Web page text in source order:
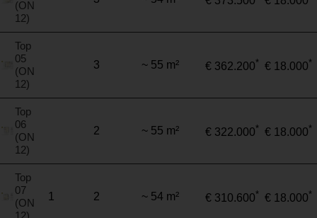
(ON
12)
Top
05
(ON
12)
3 ~ 55 m² € 362.200* € 18.000*
Top
06
(ON
12)
2 ~ 55 m² € 322.000* € 18.000*
Top
07
(ON
1 2 ~ 54 m² € 310.600* € 18.000*